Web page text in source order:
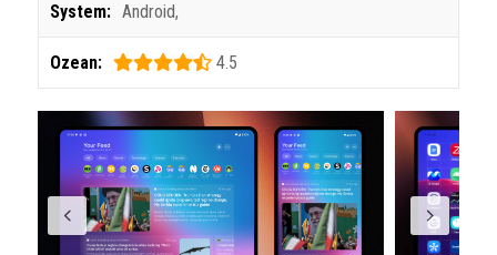
System: Android,
Ozean: 4.5